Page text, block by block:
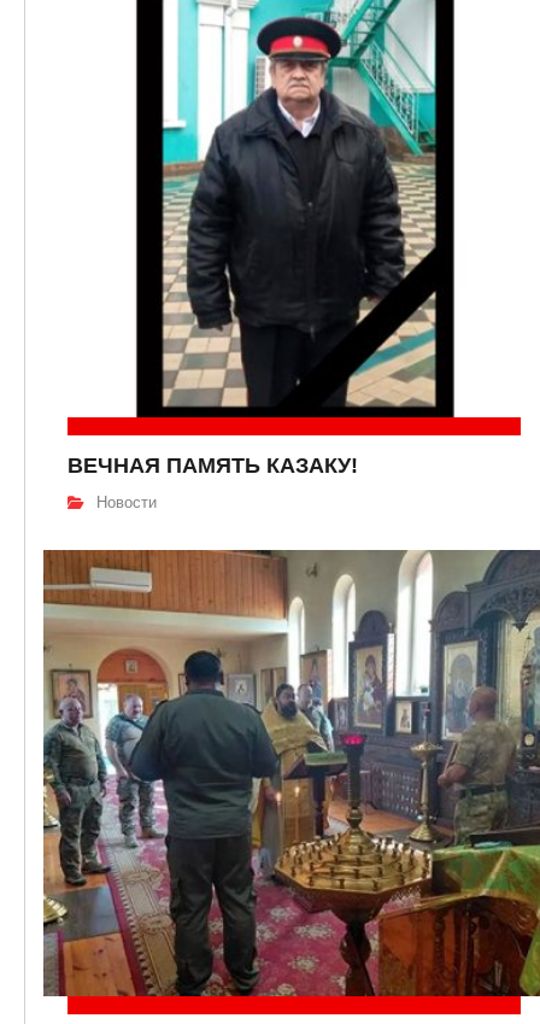
ВЕЧНАЯ ПАМЯТЬ КАЗАКУ!
Новости